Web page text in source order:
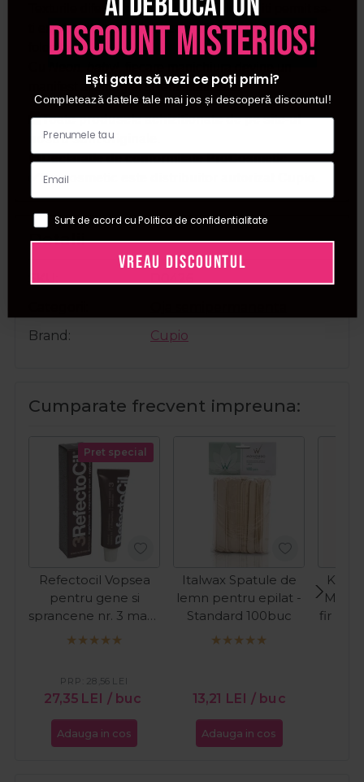
Texturile diferite si versatilitatea culorilor iti permit sa-
ti exprimi liber creativitatea, indiferent de tehnica
folosita.
manifest al energiei si feminitatii tale.
🛍️Toate produsele achizitionate de pe site-ul
nostru sunt originale.
📜Declaratie de conformitate ProCosmetic.
✅Procosmetic este distribuitor autorizat Cupio.
Detalii
SKU
D0426
Brand
Cupio
Cumparate frecvent impreuna:
Pret special
Refectocil Vopsea
pentru gene si
sprancene nr. 3 maro
natural 15ml
27,35 LEI / buc
PRP: 28,56 LEI
Adauga in cos
Italwax Spatule de
lemn pentru epilat -
Standard 100buc
13,21 LEI / buc
Adauga in cos
fir
discount misterios!
Ești gata să vezi ce poți primi?
Completează datele tale mai jos și descoperă discountul!
Sunt de acord cu Politica de confidentialitate
VREAU DISCOUNTUL